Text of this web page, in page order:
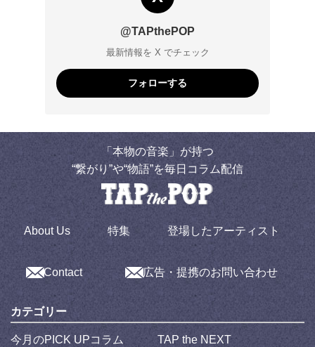
@TAPthePOP
最新情報を X でチェック
フォローする
「本物の音楽」が持つ
“繋がり”や“物語”を毎日コラム配信
About Us 特集 登場したアーティスト
Contact 広告・提携のお問い合わせ
カテゴリー
今月のPICK UPコラム
TAP the NEXT